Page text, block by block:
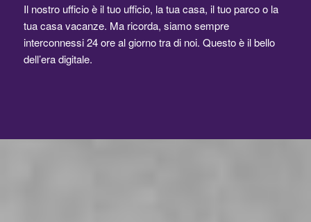
Il nostro ufficio è il tuo ufficio, la tua casa, il tuo parco o la
tua casa vacanze. Ma ricorda, siamo sempre
interconnessi 24 ore al giorno tra di noi. Questo è il bello
dell’era digitale.